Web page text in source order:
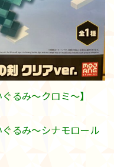
るみ～クロミ～】
るみ～シナモロール